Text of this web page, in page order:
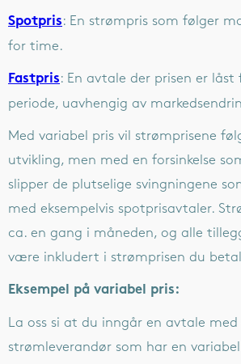
Spotpris: En strømpris som følger
for time.
Fastpris: En avtale der prisen er
periode, uavhengig av
Med variabel pris vil strømprisene
utvikling, men med en forsinkelse
slipper de plutselige svingningene
med eksempelvis spotprisavtaler.
ca. en gang i måneden, og alle
være inkludert i strømprisen du
Eksempel på variabel pris:
La oss si at du inngår en avtale med
strømleverandør som har en